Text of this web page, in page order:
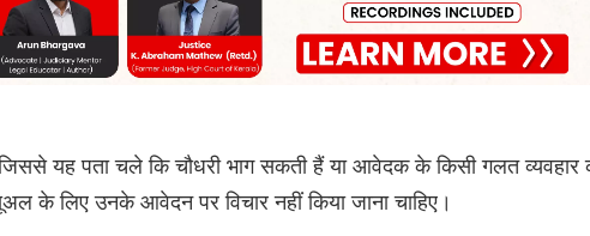
यह पता चले कि चौधरी भाग सकती हैं या आवेदक के किसी गलत व्यवहार
के लिए उनके आवेदन पर विचार नहीं किया जाना चाहिए।